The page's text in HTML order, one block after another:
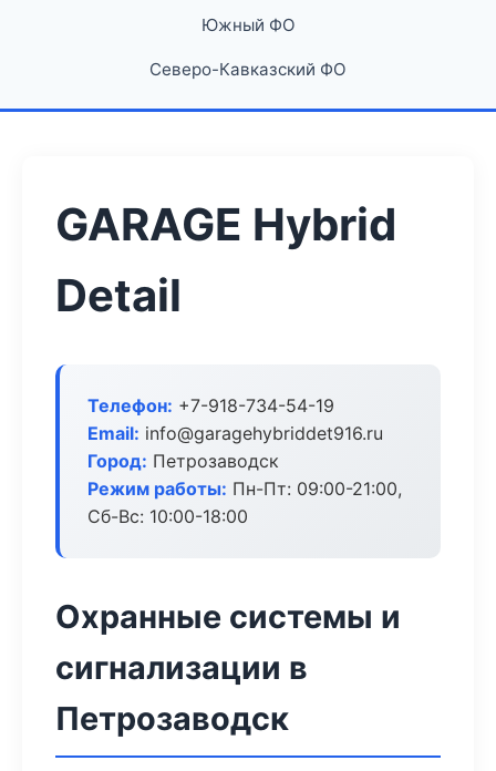
Южный ФО
Северо-Кавказский ФО
GARAGE Hybrid
Detail
Телефон: +7-918-734-54-19
Email: info@garagehybriddet916.ru
Город: Петрозаводск
Режим работы: Пн-Пт: 09:00-21:00,
Сб-Вс: 10:00-18:00
Охранные системы и
сигнализации в
Петрозаводск